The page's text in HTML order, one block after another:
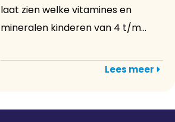
laat zien welke vitamines en
mineralen kinderen van 4 t/m...
Lees meer